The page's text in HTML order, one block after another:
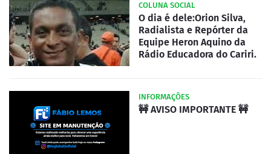
COLUNA SOCIAL
O dia é dele:Orion Silva,
Radialista e Repórter da
Equipe Heron Aquino da
Rádio Educadora do Cariri.
INFORMAÇÕES
🚧 AVISO IMPORTANTE 🚧